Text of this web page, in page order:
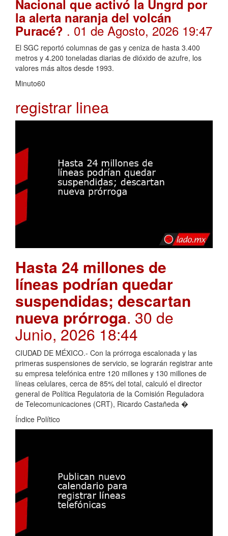
Nacional que activó la Ungrd por
la alerta naranja del volcán
Puracé? . 01 de Agosto, 2026 19:47
El SGC reportó columnas de gas y ceniza de hasta 3.400
metros y 4.200 toneladas diarias de dióxido de azufre, los
valores más altos desde 1993.
Minuto60
registrar linea
Hasta 24 millones de
líneas podrían quedar
suspendidas; descartan
nueva prórroga. 30 de
Junio, 2026 18:44
CIUDAD DE MÉXICO.- Con la prórroga escalonada y las
primeras suspensiones de servicio, se lograrán registrar ante
su empresa telefónica entre 120 millones y 130 millones de
líneas celulares, cerca de 85% del total, calculó el director
general de Política Regulatoria de la Comisión Reguladora
de Telecomunicaciones (CRT), Ricardo Castañeda �
Índice Político